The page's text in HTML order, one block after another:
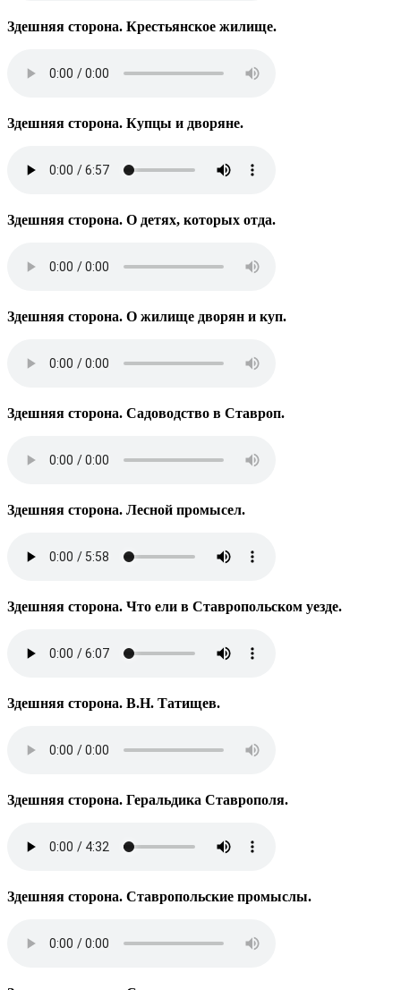
Здешняя сторона. Крестьянское жилище.
Здешняя сторона. Купцы и дворяне.
Здешняя сторона. О детях, которых отда.
Здешняя сторона. О жилище дворян и куп.
Здешняя сторона. Садоводство в Ставроп.
Здешняя сторона. Лесной промысел.
Здешняя сторона. Что ели в Ставропольском уезде.
Здешняя сторона. В.Н. Татищев.
Здешняя сторона. Геральдика Ставрополя.
Здешняя сторона. Ставропольские промыслы.